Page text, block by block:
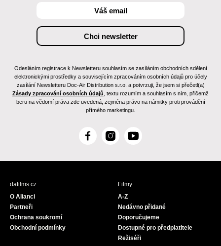
Odesláním registrace k Newsletteru souhlasím se zasíláním obchodních sdělení
elektronickými prostředky a souvisejícím zpracováním osobních údajů pro účely
zasílání Newsletteru Doc-Air Distribution s.r.o. a potvrzuji, že jsem si přečetl(a)
Zásady zpracování osobních údajů , textu rozumím a souhlasím s ním, přičemž
beru na vědomí práva zde uvedená, zejména právo na námitky proti provádění
přímého marketingu.
F
c
I
s
Y
u
dafilms.cz
O Alianci
Partneři
Ochrana soukromí
Obchodní podmínky
Filmy
A-Z
Nedávno přidané
Doporučujeme
Dostupné pro předplatitele
Režiséři